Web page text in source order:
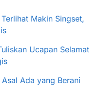
Makin Singset,
Ucapan Selamat
Ada yang Berani